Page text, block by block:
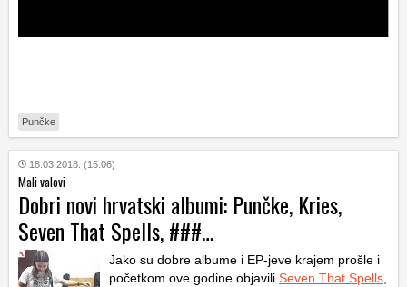
Punčke
18.03.2018. (15:06)
Mali valovi
Dobri novi hrvatski albumi: Punčke, Kries,
Seven That Spells, ###…
Jako su dobre albume i EP-jeve krajem prošle i
početkom ove godine objavili Seven That Spells